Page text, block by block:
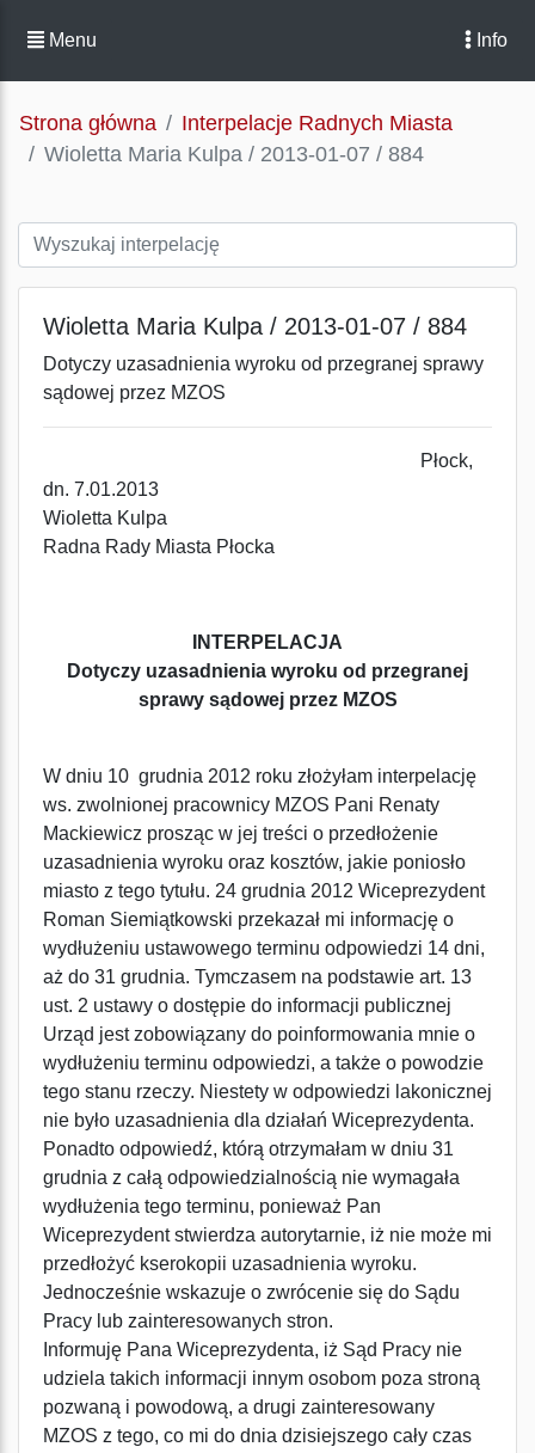
Menu Info
Strona główna
Interpelacje Radnych Miasta
Wioletta Maria Kulpa / 2013-01-07 / 884
Wioletta Maria Kulpa / 2013-01-07 / 884
Dotyczy uzasadnienia wyroku od przegranej sprawy
sądowej przez MZOS
Płock,
dn. 7.01.2013
Wioletta Kulpa
Radna Rady Miasta Płocka
INTERPELACJA
Dotyczy uzasadnienia wyroku od przegranej
sprawy sądowej przez MZOS
W dniu 10 grudnia 2012 roku złożyłam interpelację
ws. zwolnionej pracownicy MZOS Pani Renaty
Mackiewicz prosząc w jej treści o przedłożenie
uzasadnienia wyroku oraz kosztów, jakie poniosło
miasto z tego tytułu. 24 grudnia 2012 Wiceprezydent
Roman Siemiątkowski przekazał mi informację o
wydłużeniu ustawowego terminu odpowiedzi 14 dni,
aż do 31 grudnia. Tymczasem na podstawie art. 13
ust. 2 ustawy o dostępie do informacji publicznej
Urząd jest zobowiązany do poinformowania mnie o
wydłużeniu terminu odpowiedzi, a także o powodzie
tego stanu rzeczy. Niestety w odpowiedzi lakonicznej
nie było uzasadnienia dla działań Wiceprezydenta.
Ponadto odpowiedź, którą otrzymałam w dniu 31
grudnia z całą odpowiedzialnością nie wymagała
wydłużenia tego terminu, ponieważ Pan
Wiceprezydent stwierdza autorytarnie, iż nie może mi
przedłożyć kserokopii uzasadnienia wyroku.
Jednocześnie wskazuje o zwrócenie się do Sądu
Pracy lub zainteresowanych stron.
Informuję Pana Wiceprezydenta, iż Sąd Pracy nie
udziela takich informacji innym osobom poza stroną
pozwaną i powodową, a drugi zainteresowany
MZOS z tego, co mi do dnia dzisiejszego cały czas